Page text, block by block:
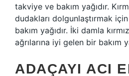
takviye ve bakım yağıdır.
dudakları dolgunlaştırmak
bakım yağıdır. İki damla
ağrılarına iyi gelen bir bakım
ADAÇAYI ACI